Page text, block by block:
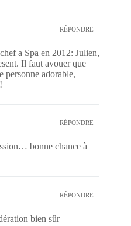
RÉPONDRE
a Spa en 2012: Julien,
Il faut avouer que
personne adorable,
RÉPONDRE
bonne chance à
RÉPONDRE
bien sûr